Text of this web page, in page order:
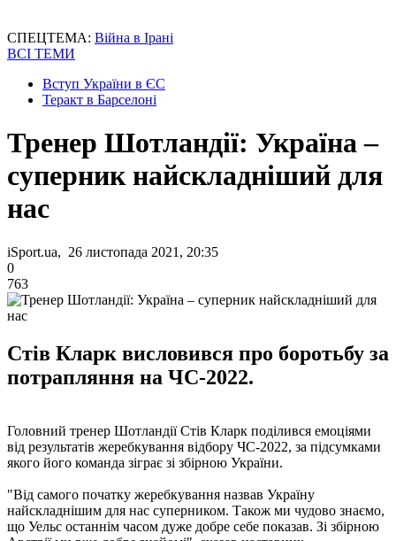
СПЕЦТЕМА: Війна в Ірані
ВСІ ТЕМИ
Вступ України в ЄС
Теракт в Барселоні
Тренер Шотландії: Україна –
суперник найскладніший для
нас
iSport.ua, 26 листопада 2021, 20:35
0
763
Стів Кларк висловився про боротьбу за
потрапляння на ЧС-2022.
Головний тренер Шотландії Стів Кларк поділився емоціями
від результатів жеребкування відбору ЧС-2022, за підсумками
якого його команда зіграє зі збірною України.
"Від самого початку жеребкування назвав Україну
найскладнішим для нас суперником. Також ми чудово знаємо,
що Уельс останнім часом дуже добре себе показав. Зі збірною